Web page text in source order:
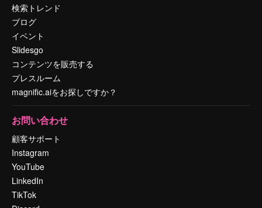
検索トレンド
ブログ
イベント
Slidesgo
コンテンツを販売する
プレスルーム
magnific.aiをお探しですか？
お問い合わせ
顧客サポート
Instagram
YouTube
LinkedIn
TikTok